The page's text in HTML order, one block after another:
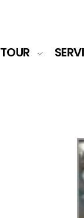
TOUR